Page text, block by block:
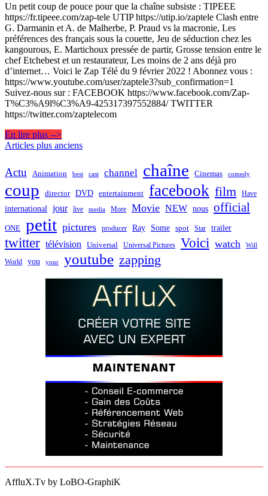
Un petit coup de pouce pour que la chaîne subsiste : TIPEEE
https://fr.tipeee.com/zap-tele UTIP https://utip.io/zaptele Clash entre
G. Darmanin et A. de Malherbe, P. Praud vs la macronie, Les
préférences des français sous la couette, Jeu de séduction chez les
kangourous, E. Martichoux pressée de partir, Grosse tension entre le
chef Etchebest et un restaurateur, Les moins de 2 ans déjà pro
d’internet… Voici le Zap Télé du 9 février 2022 ! Abonnez vous :
https://www.youtube.com/user/zaptele3?sub_confirmation=1
Suivez-nous sur : FACEBOOK https://www.facebook.com/Zap-
T%C3%A9l%C3%A9-425317397552884/ TWITTER
https://twitter.com/zaptelecom
En lire plus -->
Navigation
articles
Articles plus anciens
Actu Animation best cast channel chaîne Cinemas comedy
coup director DVD entertainment facebook film Have
international jour live media More Movie NEW nous official
ONE petit pictures producer Ray Some spot Star trailer
twitter télévision Universal Universal Pictures Voici watch Will
World you your youtube zapping
AffluX.Tv by LoBO-GraphiK